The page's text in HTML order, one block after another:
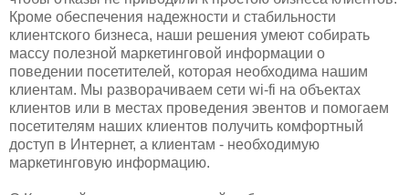
Кроме обеспечения надежности и стабильности
клиентского бизнеса, наши решения умеют собирать
массу полезной маркетинговой информации о
поведении посетителей, которая необходима нашим
клиентам. Мы разворачиваем сети wi-fi на объектах
клиентов или в местах проведения эвентов и помогаем
посетителям наших клиентов получить комфортный
доступ в Интернет, а клиентам - необходимую
маркетинговую информацию.